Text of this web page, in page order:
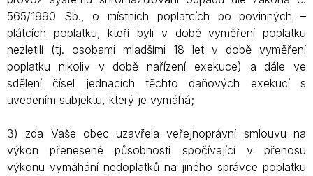
565/1990 Sb., o místních poplatcích po povinných –
plátcích poplatku, kteří byli v době vyměření poplatku
nezletilí (tj. osobami mladšími 18 let v době vyměření
poplatku nikoliv v době nařízení exekuce) a dále ve
sdělení čísel jednacích těchto daňových exekucí s
uvedením subjektu, který je vymáhá;
3) zda Vaše obec uzavřela veřejnoprávní smlouvu na
výkon přenesené působnosti spočívající v přenosu
výkonu vymáhání nedoplatků na jiného správce poplatku